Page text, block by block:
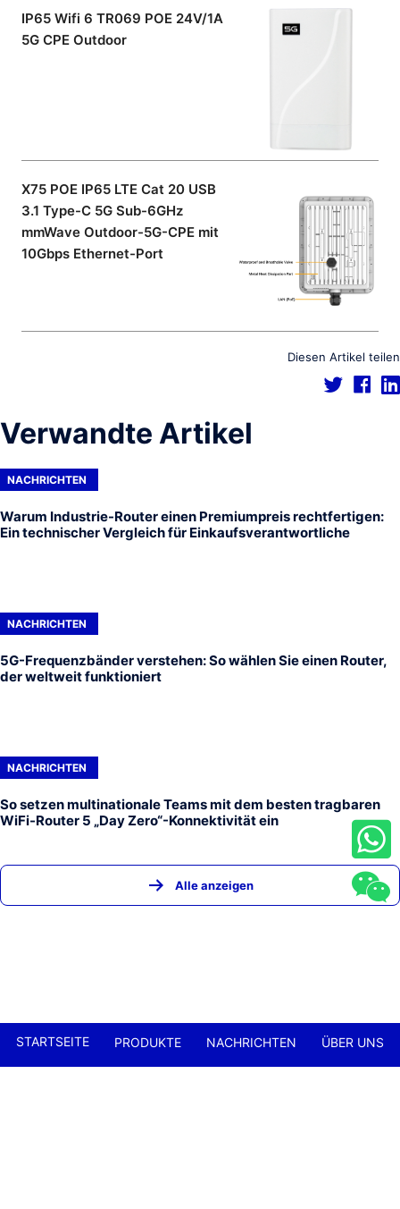
IP65 Wifi 6 TR069 POE 24V/1A
5G CPE Outdoor
X75 POE IP65 LTE Cat 20 USB
3.1 Type-C 5G Sub-6GHz
mmWave Outdoor-5G-CPE mit
10Gbps Ethernet-Port
Diesen Artikel teilen
Verwandte Artikel
NACHRICHTEN
Warum Industrie-Router einen Premiumpreis rechtfertigen:
Ein technischer Vergleich für Einkaufsverantwortliche
NACHRICHTEN
5G-Frequenzbänder verstehen: So wählen Sie einen Router,
der weltweit funktioniert
NACHRICHTEN
So setzen multinationale Teams mit dem besten tragbaren
WiFi-Router 5 „Day Zero“-Konnektivität ein
Alle anzeigen
STARTSEITE PRODUKTE NACHRICHTEN ÜBER UNS